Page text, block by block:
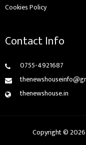
Cookies Policy
Contact Info
0755-4921687
thenewshouse.in
Copyright © 2026